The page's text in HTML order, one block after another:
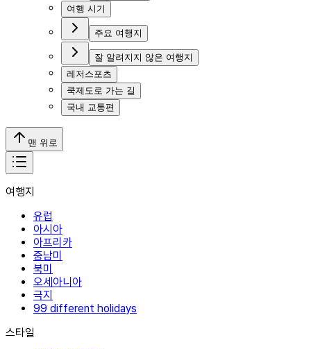
여행 시기
주요 여행지
잘 알려지지 않은 여행지
레저스포츠
쿡제도로 가는 길
국내 교통편
맨 위로
여행지
유럽
아시아
아프리카
중남미
북미
오세아니아
극지
99 different holidays
스타일